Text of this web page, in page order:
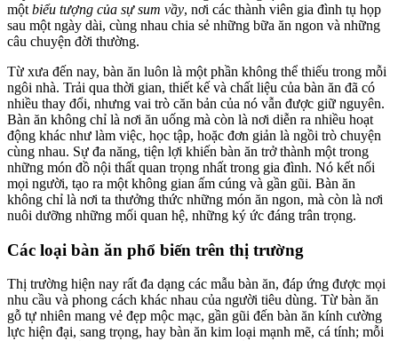
một biểu tượng của sự sum vầy, nơi các thành viên gia đình tụ họp
sau một ngày dài, cùng nhau chia sẻ những bữa ăn ngon và những
câu chuyện đời thường.
Từ xưa đến nay, bàn ăn luôn là một phần không thể thiếu trong mỗi
ngôi nhà. Trải qua thời gian, thiết kế và chất liệu của bàn ăn đã có
nhiều thay đổi, nhưng vai trò căn bản của nó vẫn được giữ nguyên.
Bàn ăn không chỉ là nơi ăn uống mà còn là nơi diễn ra nhiều hoạt
động khác như làm việc, học tập, hoặc đơn giản là ngồi trò chuyện
cùng nhau. Sự đa năng, tiện lợi khiến bàn ăn trở thành một trong
những món đồ nội thất quan trọng nhất trong gia đình. Nó kết nối
mọi người, tạo ra một không gian ấm cúng và gần gũi. Bàn ăn
không chỉ là nơi ta thưởng thức những món ăn ngon, mà còn là nơi
nuôi dưỡng những mối quan hệ, những ký ức đáng trân trọng.
Các loại bàn ăn phổ biến trên thị trường
Thị trường hiện nay rất đa dạng các mẫu bàn ăn, đáp ứng được mọi
nhu cầu và phong cách khác nhau của người tiêu dùng. Từ bàn ăn
gỗ tự nhiên mang vẻ đẹp mộc mạc, gần gũi đến bàn ăn kính cường
lực hiện đại, sang trọng, hay bàn ăn kim loại mạnh mẽ, cá tính; mỗi